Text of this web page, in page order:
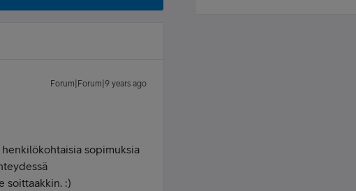
Forum|Forum|9 years ago
sopimuksia
soittaakkin. :)